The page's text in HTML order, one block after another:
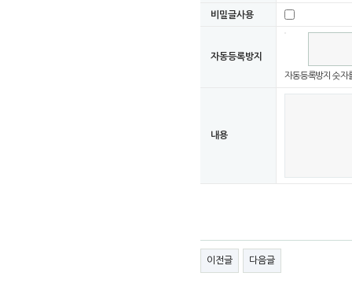
비밀글사용
자동등록방지
자동등록방지 숫자
내용
이전글 다음글